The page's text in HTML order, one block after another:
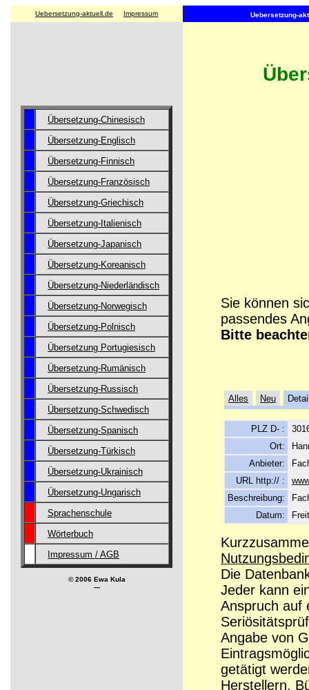
Uebersetzung-aktuell.de Impressum Uebersetzung-
Übersetzung-Chinesisch
Übersetzung-Englisch
Übersetzung-Finnisch
Übersetzung-Französisch
Übersetzung-Griechisch
Übersetzung-Italienisch
Übersetzung-Japanisch
Übersetzung-Koreanisch
Übersetzung-Niederländisch
Übersetzung-Norwegisch
Übersetzung-Polnisch
Übersetzung Portugiesisch
Übersetzung-Rumänisch
Übersetzung-Russisch
Übersetzung-Schwedisch
Übersetzung-Spanisch
Übersetzung-Türkisch
Übersetzung-Ukrainisch
Übersetzung-Ungarisch
Sprachenschule
Wörterbuch
Impressum / AGB
© 2006 Ewa Kula
---
Sie können
passendes
Bitte
Alles Neu
PLZ D- :
Ort:
Anbieter:
URL http:// :
Beschreibung:
Datum:
Die
Jeder kann
Anspruch auf
Angabe von
getätigt
Herstellern,